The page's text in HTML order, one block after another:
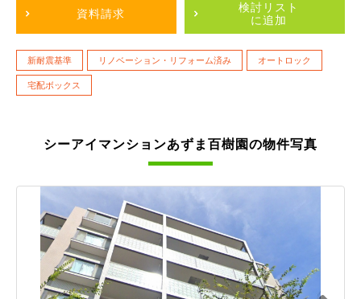
資料請求
検討リスト
に追加
新耐震基準 リノベーション・リフォーム済み オートロック
宅配ボックス
シーアイマンションあずま百樹園の物件写真